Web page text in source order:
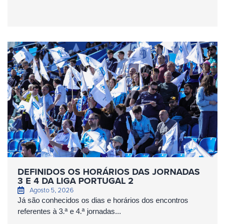
DEFINIDOS OS HORÁRIOS DAS JORNADAS
3 E 4 DA LIGA PORTUGAL 2
Agosto 5, 2026
Já são conhecidos os dias e horários dos encontros
referentes à 3.ª e 4.ª jornadas...